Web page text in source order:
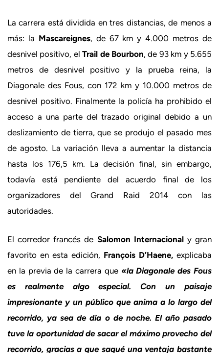
La carrera está dividida en tres distancias, de menos a
más: la Mascareignes, de 67 km y 4.000 metros de
desnivel positivo, elTrail de Bourbon, de 93 km y 5.655
metros de desnivel positivo y la prueba reina, la
Diagonale des Fous, con 172 km y 10.000 metros de
desnivel positivo. Finalmente la policía ha prohibido el
acceso a una parte del trazado original debido a un
deslizamiento de tierra, que se produjo el pasado mes
de agosto. La variación lleva a aumentar la distancia
hasta los 176,5 km. La decisión final, sin embargo,
todavía está pendiente del acuerdo final de los
organizadores del Grand Raid 2014 con las
autoridades.
El corredor francés de Salomon Internacionaly gran
favorito en esta edición, François D’Haene, explicaba
en la previa de la carrera que «la Diagonale des Fous
es realmente algo especial. Con un paisaje
impresionante y un público que anima a lo largo del
recorrido, ya sea de día o de noche. El año pasado
tuve la oportunidad de sacar el máximo provecho del
recorrido, gracias a que saqué una ventaja bastante